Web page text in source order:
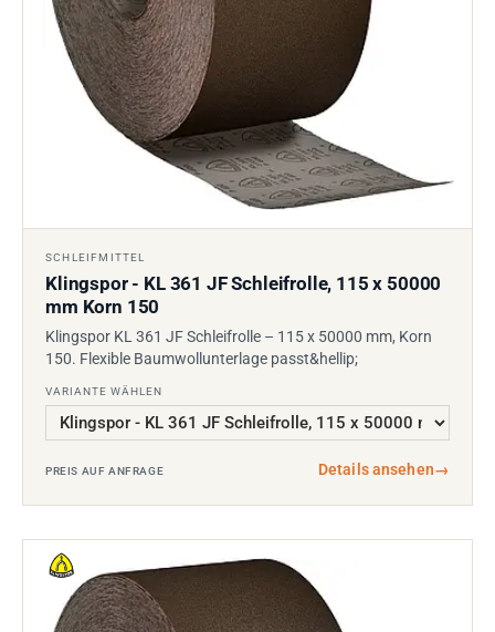
SCHLEIFMITTEL
Klingspor - KL 361 JF Schleifrolle, 115 x 50000
mm Korn 150
Klingspor KL 361 JF Schleifrolle – 115 x 50000 mm, Korn
150. Flexible Baumwollunterlage passt&hellip;
VARIANTE WÄHLEN
PREIS AUF ANFRAGE Details ansehen→